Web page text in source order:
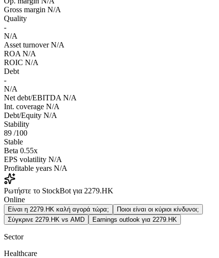
Gross margin N/A
Quality
-
N/A
Asset turnover N/A
ROA N/A
ROIC N/A
Debt
-
N/A
Net debt/EBITDA N/A
Int. coverage N/A
Debt/Equity N/A
Stability
89 /100
Stable
Beta 0.55x
EPS volatility N/A
Profitable years N/A
Ρωτήστε το StockBot για 2279.HK
Online
Είναι η 2279.HK καλή αγορά τώρα;
Ποιοι είναι οι κύριοι κίνδυνοι;
Σύγκρινε 2279.HK vs AMD
Earnings outlook για 2279.HK
Sector
Healthcare